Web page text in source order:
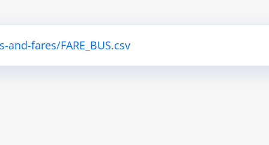
fares/FARE_BUS.csv